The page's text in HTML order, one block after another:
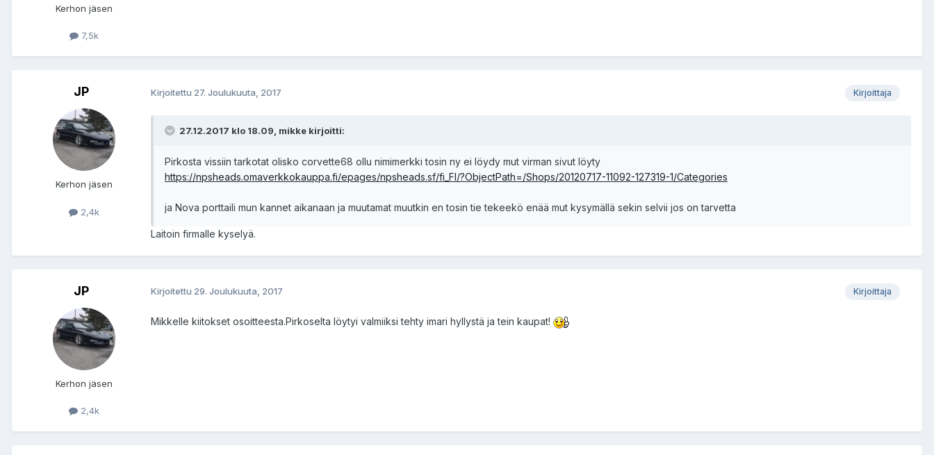
Kerhon jäsen
7,5k
JP
Kerhon jäsen
2,4k
Kirjoittaja
Kirjoitettu 27. Joulukuuta, 2017
27.12.2017 klo 18.09, mikke kirjoitti:
Pirkosta vissiin tarkotat olisko corvette68 ollu nimimerkki tosin ny ei löydy mut virman sivut löyty
https://npsheads.omaverkkokauppa.fi/epages/npsheads.sf/fi_FI/?ObjectPath=/Shops/20120717-11092-127319-1/Categories
ja Nova porttaili mun kannet aikanaan ja muutamat muutkin en tosin tie tekeekö enää mut kysymällä sekin selvii jos on tarvetta
Laitoin firmalle kyselyä.
JP
Kerhon jäsen
2,4k
Kirjoittaja
Kirjoitettu 29. Joulukuuta, 2017
Mikkelle kiitokset osoitteesta.Pirkoselta löytyi valmiiksi tehty imari hyllystä ja tein kaupat!